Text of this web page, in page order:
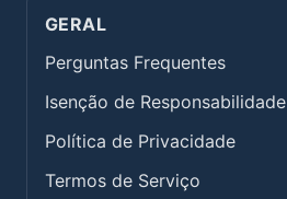
GERAL
Perguntas Frequentes
Isenção de Responsabilidade
Política de Privacidade
Termos de Serviço